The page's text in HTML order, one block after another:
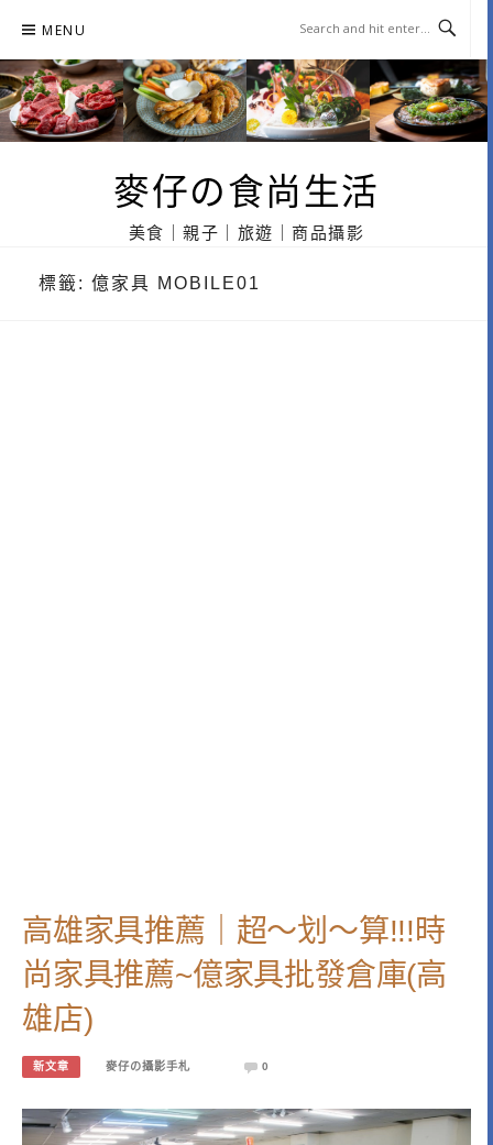
content
MENU
麥仔の食尚生活
美食｜親子｜旅遊｜商品攝影
標籤: 億家具 MOBILE01
高雄家具推薦｜超～划～算!!!時
尚家具推薦~億家具批發倉庫(高
雄店)
新文章 麥仔の攝影手札 0